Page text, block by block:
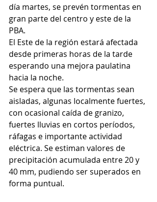
día martes, se prevén tormentas en
gran parte del centro y este de la
PBA.
El Este de la región estará afectada
desde primeras horas de la tarde
esperando una mejora paulatina
hacia la noche.
Se espera que las tormentas sean
aisladas, algunas localmente fuertes,
con ocasional caída de granizo,
fuertes lluvias en cortos períodos,
ráfagas e importante actividad
eléctrica. Se estiman valores de
precipitación acumulada entre 20 y
40 mm, pudiendo ser superados en
forma puntual.